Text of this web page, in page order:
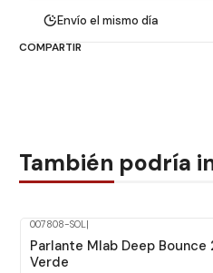
Envío el mismo día
COMPARTIR
También podría
007808-SOL |
Parlante Mlab Deep
Verde